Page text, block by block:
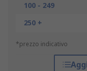
100 - 249
250 +
*prezzo indicativo